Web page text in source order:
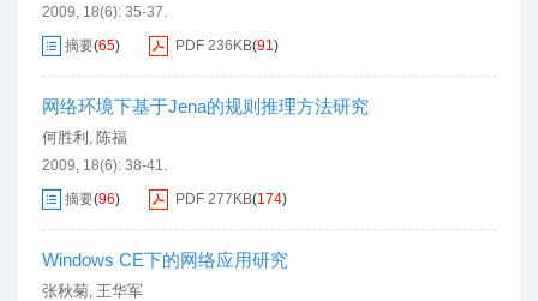
2009, 18(6): 35-37.
摘要(65) PDF 236KB(91)
网络环境下基于Jena的规则推理方法研究
何胜利 , 陈福
2009, 18(6): 38-41.
摘要(96) PDF 277KB(174)
Windows CE下的网络应用研究
张秋菊, 王华军